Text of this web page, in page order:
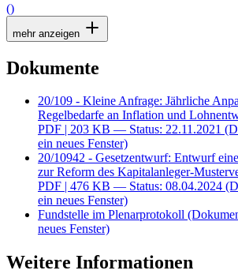
()
mehr anzeigen
Dokumente
20/109 - Kleine Anfrage: Jährliche
Regelbedarfe an Inflation und
PDF | 203 KB — Status: 22.11.2021
ein neues Fenster)
20/10942 - Gesetzentwurf: Entwurf
zur Reform des Kapitalanleger-
PDF | 476 KB — Status: 08.04.2024
ein neues Fenster)
Fundstelle im Plenarprotokoll
neues Fenster)
Weitere Informationen